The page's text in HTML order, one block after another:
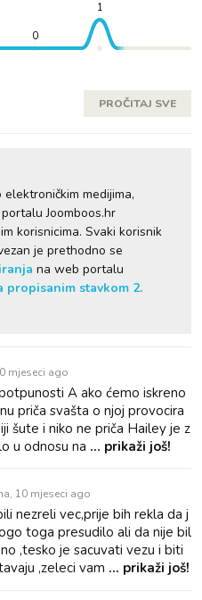
0
1
PROČITAJ SVE
medijima,
Joomboos.hr
korisnicima. Svaki korisnik
je prethodno se
na web portalu
propisanim stavkom 2.
mjeseci ago
A ako ćemo iskreno
priča svašta o njoj provocira
šute i niko ne priča Hailey je z
u odnosu na ... prikaži još!
10 mjeseci ago
nezreli vec,prije bih rekla da j
toga presudilo ali da nije bil
,tesko je sacuvati vezu i biti
,zeleci vam ... prikaži još!